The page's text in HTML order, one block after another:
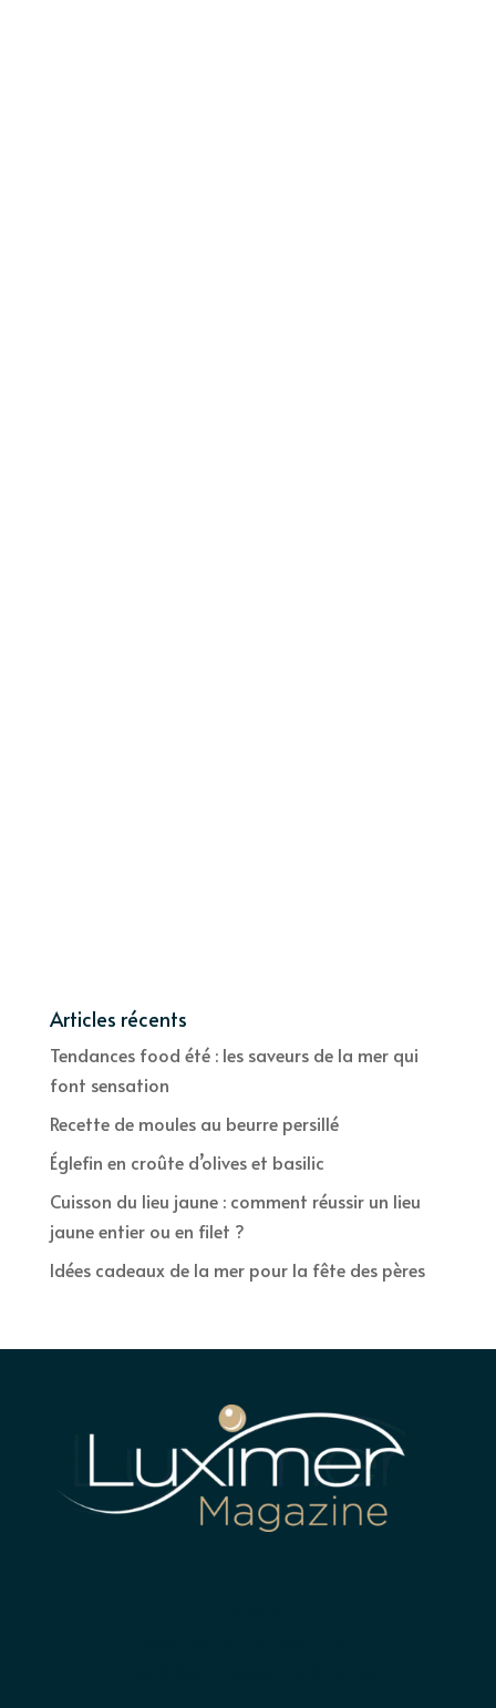
Articles récents
Tendances food été : les saveurs de la mer qui
font sensation
Recette de moules au beurre persillé
Églefin en croûte d’olives et basilic
Cuisson du lieu jaune : comment réussir un lieu
jaune entier ou en filet ?
Idées cadeaux de la mer pour la fête des pères